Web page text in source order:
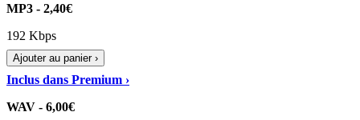
MP3 - 2,40€
192 Kbps
Ajouter au panier ›
Inclus dans Premium ›
WAV - 6,00€